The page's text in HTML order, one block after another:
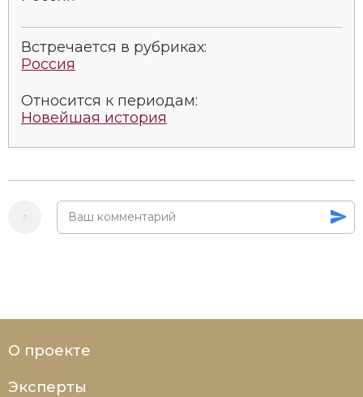
Встречается в рубриках:
Россия
Относится к периодам:
Новейшая история
О проекте
Эксперты